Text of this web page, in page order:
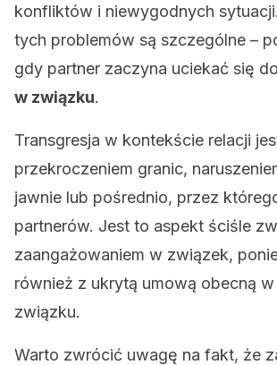
konfliktów i niewygodnych
tych problemów są szczególne –
gdy partner zaczyna uciekać się do
w związku.
Transgresja w kontekście relacji
przekroczeniem granic,
jawnie lub pośrednio, przez
partnerów. Jest to aspekt ściśle
zaangażowaniem w związek,
również z ukrytą umową obecną
związku.
Warto zwrócić uwagę na fakt, że